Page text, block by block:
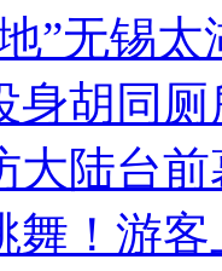
”无锡
身胡同
大陆台
舞！游客